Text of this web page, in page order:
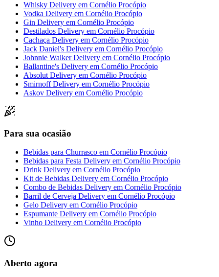
Whisky Delivery em Cornélio Procópio
Vodka Delivery em Cornélio Procópio
Gin Delivery em Cornélio Procópio
Destilados Delivery em Cornélio Procópio
Cachaça Delivery em Cornélio Procópio
Jack Daniel's Delivery em Cornélio Procópio
Johnnie Walker Delivery em Cornélio Procópio
Ballantine's Delivery em Cornélio Procópio
Absolut Delivery em Cornélio Procópio
Smirnoff Delivery em Cornélio Procópio
Askov Delivery em Cornélio Procópio
Para sua ocasião
Bebidas para Churrasco em Cornélio Procópio
Bebidas para Festa Delivery em Cornélio Procópio
Drink Delivery em Cornélio Procópio
Kit de Bebidas Delivery em Cornélio Procópio
Combo de Bebidas Delivery em Cornélio Procópio
Barril de Cerveja Delivery em Cornélio Procópio
Gelo Delivery em Cornélio Procópio
Espumante Delivery em Cornélio Procópio
Vinho Delivery em Cornélio Procópio
Aberto agora